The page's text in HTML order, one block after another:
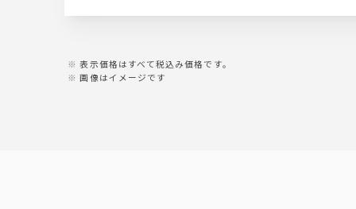
サワー
表示価格はすべて税込み価格です。
画像はイメージです